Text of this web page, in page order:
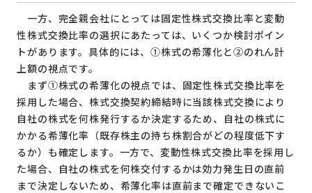
一方、完全親会社にとっては固定性株式交換比率と変動
性株式交換比率の選択にあたっては、いくつか検討ポイン
トがあります。具体的には、①株式の希薄化と②のれん計
上額の視点です。
まず①株式の希薄化の視点では、固定性株式交換比率を
採用した場合、株式交換契約締結時に当該株式交換により
自社の株式を何株発行するか決定するため、自社の株式に
かかる希薄化率（既存株主の持ち株割合がどの程度低下す
るか）も確定します。一方で、変動性株式交換比率を採用し
た場合、自社の株式を何株交付するかは効力発生日の直前
まで決定しないため、希薄化率は直前まで確定できないこ